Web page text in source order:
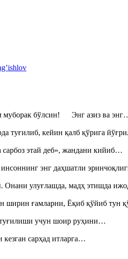
муборак бўлсин! Энг азиз ва
туғилиб, кейин қалб қўрига
этай деб», жандани кийиб…
энг даҳшатли
Онани улуғлашда, мадҳ этишда
ширин ғамларни, Ёқиб қўйиб
учун шоир руҳини…
кезган сарҳад итларга…